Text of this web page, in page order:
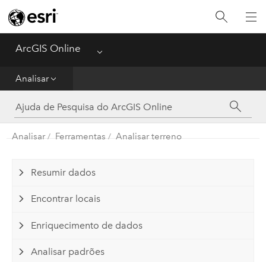
ArcGIS Online Menu
Analisar
Guia de Introdução
Criar
Analisar
Compartilhar
Gerenciar Dados
Administrador
Referência
Analisar Ferramentas Analisar terreno
Resumir dados
Encontrar locais
Enriquecimento de dados
Analisar padrões